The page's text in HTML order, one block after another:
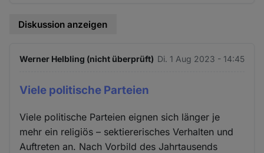
Diskussion anzeigen
Werner Helbling (nicht überprüft) Di. 1 Aug 2023 - 14:45
Viele politische Parteien
Viele politische Parteien eignen sich länger je
mehr ein religiös – sektiererisches Verhalten und
Auftreten an. Nach Vorbild des Jahrtausends